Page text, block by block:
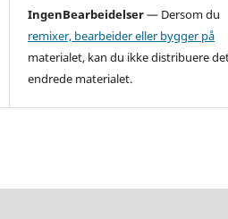
IngenBearbeidelser— Dersom du
remixer, bearbeider eller bygger på
materialet, kan du ikke distribuere
endrede materialet.